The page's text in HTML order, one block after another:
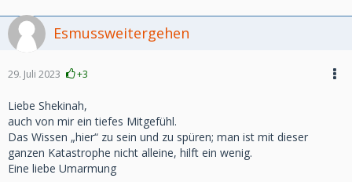
Esmussweitergehen
29. Juli 2023 +3
Liebe Shekinah,
auch von mir ein tiefes Mitgefühl.
Das Wissen „hier“ zu sein und zu spüren; man ist mit dieser
ganzen Katastrophe nicht alleine, hilft ein wenig.
Eine liebe Umarmung